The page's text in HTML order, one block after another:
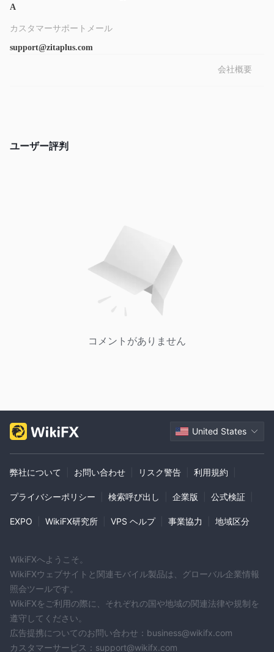
ZitaPlusは
Coin、litecoin、DuitNow、およびpompay
手数料はかかりませんが、出金には手数料がかかります。
A
カスタマーサポートメール
support@zitaplus.com
会社概要
ユーザー評判
コメントがありません
United States
弊社について お問い合わせ リスク警告 利用規約
プライバシーポリシー 検索呼び出し 企業版 公式検証
EXPO WikiFX研究所 VPS ヘルプ 事業協力 地域区分
WikiFXへようこそ。
WikiFXウェブサイトと関連モバイル製品は、グローバル企業情報
照会ツールです。
WikiFXをご利用の際に、それぞれの国や地域の関連法律や規制を
遵守してください。
広告提携についてのお問い合わせ：business@wikifx.com
カスタマーサービス：support@wikifx.com